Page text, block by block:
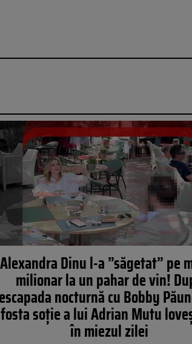
Alexandra Dinu l-a ”săgetat” pe
milionar la un pahar de vin!
escapada nocturnă cu Bobby
fosta soție a lui Adrian Mutu
în miezul zilei